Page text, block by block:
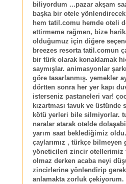
biliyordum ...pazar akşam
başka bir otele
hem tatil.comu hemde oteli
ettirmeme rağmen, bize
olduğumuz için diğere
breezes resorta tatil.comun
bir türk olarak konaklamak
saymışlar. animasyonlar
göre tasarlanmış. yemekler
dörtten sonra her yer kapı
isterseniz pastaneleri var!
kızartması tavuk ve
kötü yerleri bile silmiyorlar.
naralar atarak otelde
yarım saat beklediğimiz
çaylarımız , türkçe
yöneticileri zincir otellerimiz
olmaz derken acaba neyi
zincirlerine yönlendirip
anlamakta zorluk